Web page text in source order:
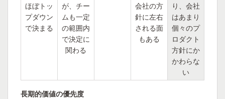
ほぼトッ
プダウン
で決まる
が、チー
ムも一定
の範囲内
で決定に
関わる
会社の方
針に左右
される面
もある
り、会社
はあまり
個々のプ
ロダクト
方針にか
かわらな
い
長期的価値の優先度